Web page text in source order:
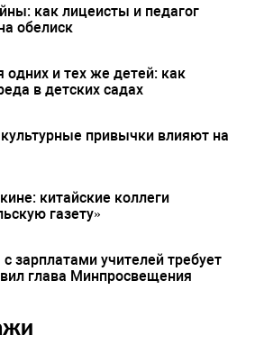
как лицеисты и педагог
обелиск
одних и тех же детей: как
в детских садах
привычки влияют на
китайские коллеги
газету»
зарплатами учителей требует
глава Минпросвещения